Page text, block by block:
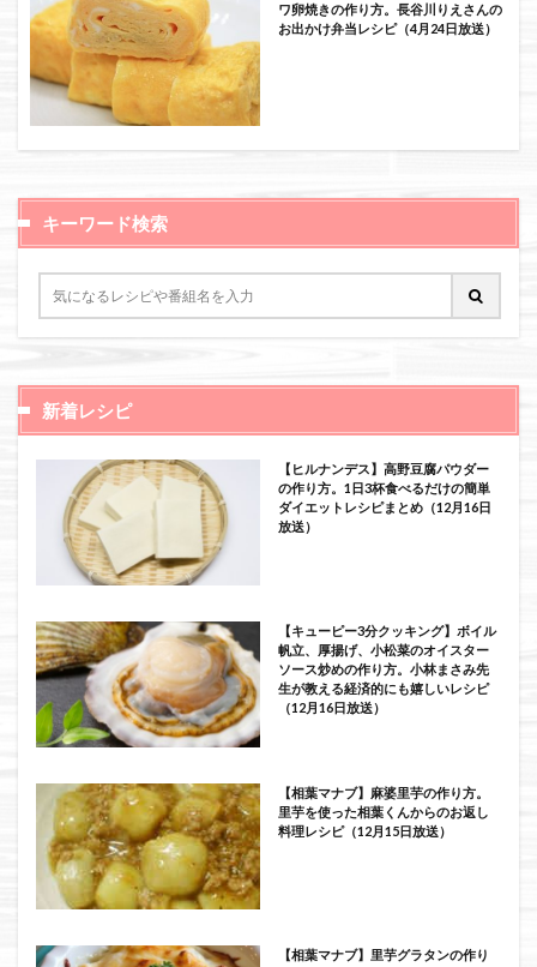
ワ卵焼きの作り方。長谷川りえさんの
お出かけ弁当レシピ（4月24日放送）
キーワード検索
新着レシピ
【ヒルナンデス】高野豆腐パウダー
の作り方。1日3杯食べるだけの簡単
ダイエットレシピまとめ（12月16日
放送）
【キューピー3分クッキング】ボイル
帆立、厚揚げ、小松菜のオイスター
ソース炒めの作り方。小林まさみ先
生が教える経済的にも嬉しいレシピ
（12月16日放送）
【相葉マナブ】麻婆里芋の作り方。
里芋を使った相葉くんからのお返し
料理レシピ（12月15日放送）
【相葉マナブ】里芋グラタンの作り